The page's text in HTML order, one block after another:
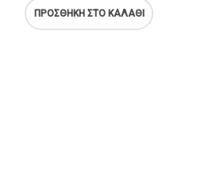
ΠΡΟΣΘΉΚΗ ΣΤΟ ΚΑΛΆΘΙ